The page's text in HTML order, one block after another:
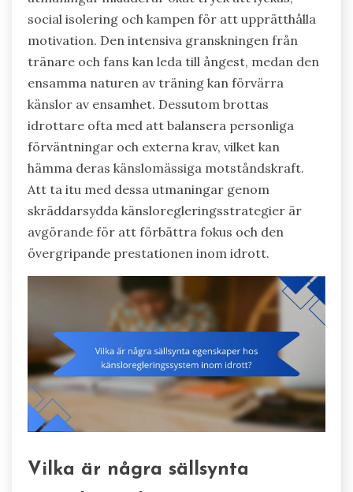
social isolering och kampen för att upprätthålla
motivation. Den intensiva granskningen från
tränare och fans kan leda till ångest, medan den
ensamma naturen av träning kan förvärra
känslor av ensamhet. Dessutom brottas
idrottare ofta med att balansera personliga
förväntningar och externa krav, vilket kan
hämma deras känslomässiga motståndskraft.
Att ta itu med dessa utmaningar genom
skräddarsydda känsloregleringsstrategier är
avgörande för att förbättra fokus och den
övergripande prestationen inom idrott.
Vilka är några sällsynta